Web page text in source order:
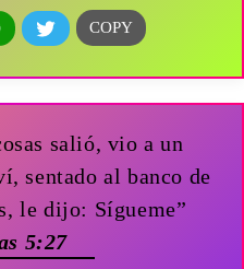
salió, vio a un
sentado al banco de
le dijo: Sígueme”
5:27